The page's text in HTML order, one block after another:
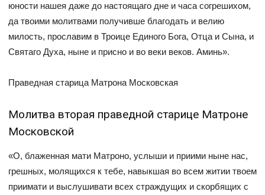
юности нашея даже до настоящаго дне и часа согрешихом,
да твоими молитвами получивше благодать и велию
милость, прославим в Троице Единого Бога, Отца и Сына, и
Святаго Духа, ныне и присно и во веки веков. Аминь».
Праведная старица Матрона Московская
Молитва вторая праведной старице Матроне
Московской
«О, блаженная мати Матроно, услыши и приими ныне нас,
грешных, молящихся к тебе, навыкшая во всем житии твоем
приимати и выслушивати всех страждущих и скорбящих с